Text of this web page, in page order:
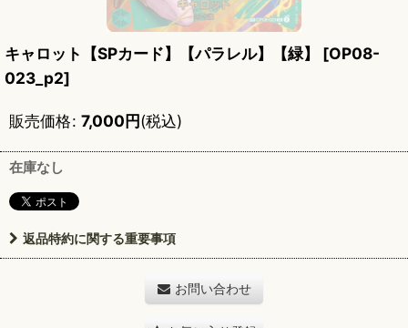
キャロット【SPカード】【パラレル】【緑】 [OP08-
023_p2]
販売価格: 7,000円(税込)
在庫なし
返品特約に関する重要事項
お問い合わせ